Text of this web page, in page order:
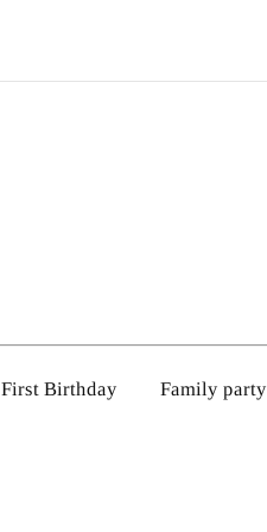
First Birthday Family party